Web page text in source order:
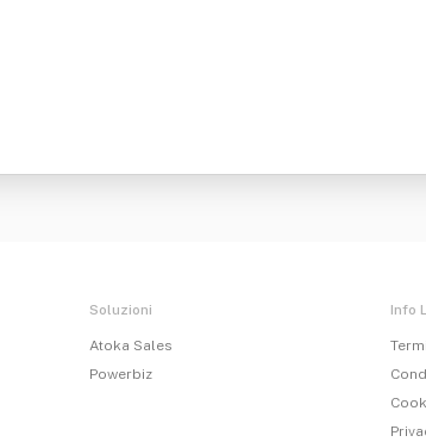
Soluzioni
Atoka Sales
Powerbiz
Info